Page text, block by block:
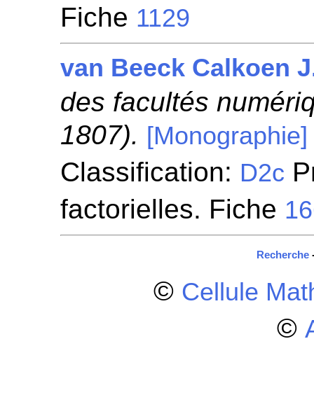
Fiche 1129
van Beeck Calkoen
des facultés
1807). [Monographie]
Classification: D2c
factorielles. Fiche
Recherche
© Cellule
©